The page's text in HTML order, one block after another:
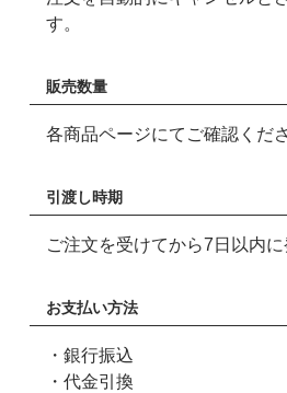
す。
販売数量
各商品ページにてご確認くだ
引渡し時期
ご注文を受けてから7日以内
お支払い方法
・銀行振込
・代金引換